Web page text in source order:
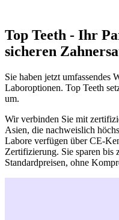
Top Teeth - Ihr
sicheren
Sie haben jetzt umfassendes
Laboroptionen. Top Teeth
um.
Wir verbinden Sie mit
Asien, die nachweislich
Labore verfügen über CE-
Zertifizierung. Sie sparen bis
Standardpreisen, ohne